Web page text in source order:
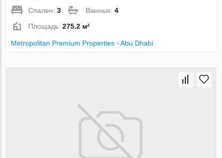
Спален:3 Ванных:4
Площадь:275.2 м²
Metropolitan Premium Properties - Abu Dhabi